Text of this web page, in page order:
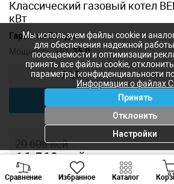
Классический газовый котел
кВт
Гарантия 2 года
Мощность, кВт:35,0
24,0
20 608лей
16 560лей
Сравнение Избранное Каталог
Мы используем файлы cookie и
для обеспечения надежной
посещаемости и оптимизации
принять все файлы cookie,
параметры конфиденциальности
Информация о файлах
Принять
Отклонить
Настройки